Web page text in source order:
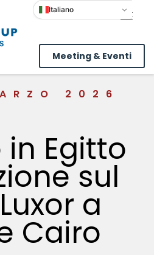
Meeting & Eventi
2026
Egitto
sul
a
Cairo
Italiano